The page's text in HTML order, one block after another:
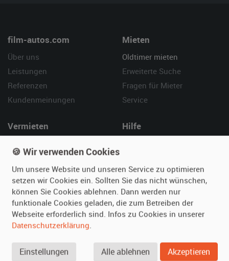
film-autos.com
Über uns
Leistungen
Referenzen
Kundenmeinungen
Mieten
Oldtimer mieten
Erweiterte Suche
Fragen für Mieter
Service
Vermieten
Fotos senden
Fragen für Vermieter
Inserat verwalten
Hilfe
Kontakt
SPECIAL
Berühmte Filmautos –
🍪 Wir verwenden Cookies
Um unsere Website und unseren Service zu optimieren
setzen wir Cookies ein. Sollten Sie das nicht wünschen,
können Sie Cookies ablehnen. Dann werden nur
funktionale Cookies geladen, die zum Betreiben der
Webseite erforderlich sind. Infos zu Cookies in unserer
Datenschutzerklärung.
Einstellungen Alle ablehnen Akzeptieren